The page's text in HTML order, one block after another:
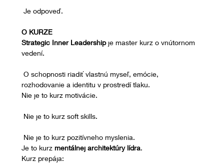
Je odpoveď.
O KURZE
Strategic Inner Leadership je master kurz o vnútornom
vedení.
rozhodovanie a identitu v prostredí tlaku.
Nie je to kurz motivácie.
Nie je to kurz soft skills.
Nie je to kurz pozitívneho myslenia.
Je to kurz mentálnej architektúry lídra.
Kurz prepája: